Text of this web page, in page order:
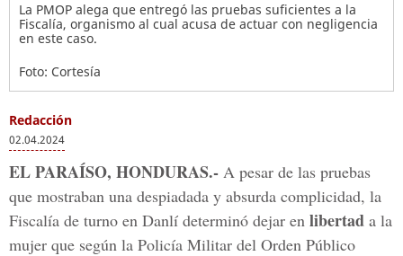
La PMOP alega que entregó las pruebas suficientes a la
Fiscalía, organismo al cual acusa de actuar con negligencia
en este caso.
Foto: Cortesía
Redacción
02.04.2024
EL PARAÍSO, HONDURAS.- A pesar de las pruebas
que mostraban una despiadada y absurda complicidad, la
Fiscalía de turno en Danlí determinó dejar en libertad a la
mujer que según la Policía Militar del Orden Público